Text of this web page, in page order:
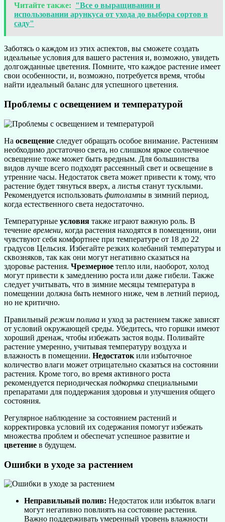
Читайте также: "Все о выращивании и
использовании арункуса от ухода до выбора сортов в
саду"
Заботясь о каждом из этих аспектов, вы сможете создать
идеальные условия для вашего растения и, возможно, увидеть
долгожданные цветения. Помните, что каждое растение имеет
свои особенности, и, возможно, потребуется время, чтобы
найти идеальный баланс для успешного цветения.
Проблемы с освещением и температурой
На освещение следует обращать особое внимание. Растениям
необходимо достаточно света, но слишком яркое солнечное
освещение тоже может быть вредным. Для большинства
видов лучше всего подходят рассеянный свет и освещение в
утренние часы. Недостаток света может привести к тому, что
растение будет тянуться вверх, а листья станут тусклыми.
Рекомендуется использовать фитолампы в зимний период,
когда естественного света недостаточно.
Температурные условия также играют важную роль. В
течение времени, когда растения находятся в помещении, они
чувствуют себя комфортнее при температуре от 18 до 22
градусов Цельсия. Избегайте резких колебаний температуры и
сквозняков, так как они могут негативно сказаться на
здоровье растения. Чрезмерное тепло или, наоборот, холод
могут привести к замедлению роста или даже гибели. Также
следует учитывать, что в зимние месяцы температура в
помещении должна быть немного ниже, чем в летний период,
но не критично.
Правильный режим полива и уход за растением также зависят
от условий окружающей среды. Убедитесь, что горшки имеют
хороший дренаж, чтобы избежать застоя воды. Поливайте
растение умеренно, учитывая температуру воздуха и
влажность в помещении. Недостаток или избыточное
количество влаги может отрицательно сказаться на состоянии
растения. Кроме того, во время активного роста
рекомендуется периодическая подкормка специальными
препаратами для поддержания здоровья и улучшения общего
состояния.
Регулярное наблюдение за состоянием растений и
корректировка условий их содержания помогут избежать
множества проблем и обеспечат успешное развитие и
цветение в будущем.
Ошибки в уходе за растением
Неправильный полив: Недостаток или избыток влаги
могут негативно повлиять на состояние растения.
Важно поддерживать умеренный уровень влажности